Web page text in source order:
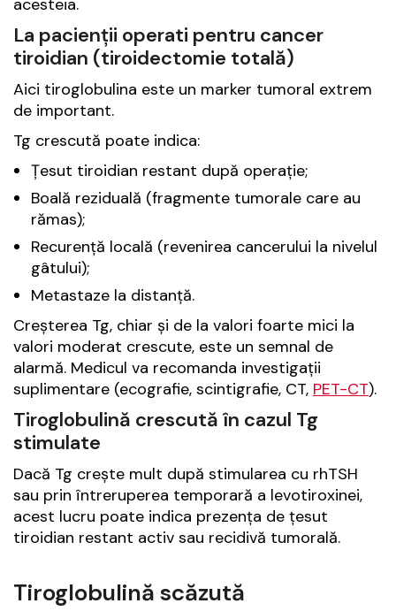
La pacienții operati pentru cancer
tiroidian (tiroidectomie totală)
Aici tiroglobulina este un marker tumoral extrem
de important.
Tg crescută poate indica:
Țesut tiroidian restant după operație;
Boală reziduală (fragmente tumorale care au
rămas);
Recurență locală (revenirea cancerului la nivelul
gâtului);
Metastaze la distanță.
Creșterea Tg, chiar și de la valori foarte mici la
valori moderat crescute, este un semnal de
alarmă. Medicul va recomanda investigații
suplimentare (ecografie, scintigrafie, CT, PET-CT).
Tiroglobulină crescută în cazul Tg
stimulate
Dacă Tg crește mult după stimularea cu rhTSH
sau prin întreruperea temporară a levotiroxinei,
acest lucru poate indica prezența de țesut
tiroidian restant activ sau recidivă tumorală.
Tiroglobulină scăzută